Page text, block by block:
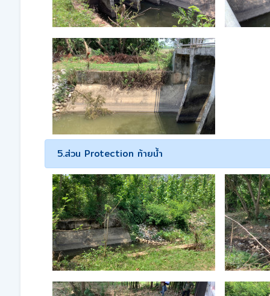
5.ส่วน Protection ท้ายน้ำ